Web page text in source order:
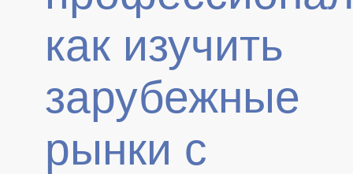
как изучить
зарубежные
рынки с